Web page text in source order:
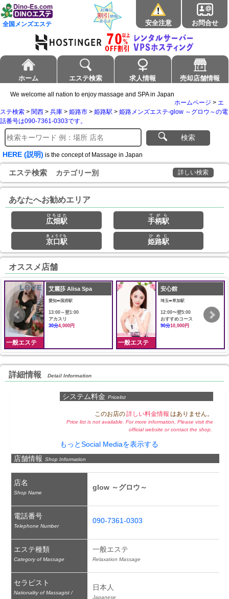
全国メンズエステ 安全注意 お問合せ
ホーム エステ検索 求人情報 売却店舗情報
We welcome all nation to enjoy massage and SPA in Japan
ホームページ > エ
ステ検索 > 関西 > 兵庫 > 姫路市 > 姫路駅 > 姫路メンズエステ-glow ～グロウ～の電
話番号は090-7361-0303です。
検索
HERE (説明) is the concept of Massage in Japan
エステ検索 カテゴリー別 詳しい検索
あなたへお勧めエリア
広畑駅
ひろはた
手柄駅
てがら
京口駅
きょうぐち
姫路駅
ひめじ
オススメ店舗
一般エステ
艾麗莎 Alisa Spa
愛知➠国府駅
13:00～翌1:00
アカスリ
30分4,000円
一般エステ
安心館
埼玉➠草加駅
12:00〜翌5:00
おすすめコース
90分10,000円
詳細情報 Detail Information
システム料金 Pricelist
このお店の詳しい料金情報 はありません。
Price list is not available. For more information, Please visit the
official website or contact the shop.
もっとSocial Mediaを表示する
店舗情報 Shop Information
店名
Shop Name
glow ～グロウ～
電話番号
Telephone Number
090-7361-0303
エステ種類
Category of Massage
一般エステ
Relaxation Massage
セラピスト
Nationality of Massagist /
日本人
Japanese